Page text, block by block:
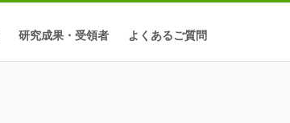
研究成果・受領者 よくあるご質問